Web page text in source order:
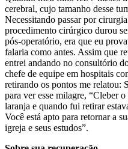
cerebral, cujo tamanho desse
Necessitando passar por
procedimento cirúrgico durou
pós-operatório, era que eu
falaria como antes. Assim que
entrei andando no consultório
chefe de equipe em hospitais
retirando os pontos me relatou:
para ver esse milagre, “Cleber
laranja e quando fui retirar
Você está apto para retornar a
igreja e seus estudos”.